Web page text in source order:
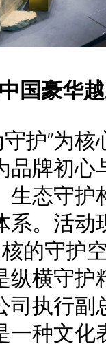
国豪华
护”为
品牌初
生态守
系。活
核的守护
纵横守
司执行
一种文